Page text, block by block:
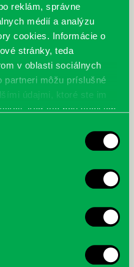
reklám, správne
médií a analýzu
cookies. Informácie o
stránky, teda
v oblasti sociálnych
partneri môžu príslušné
údajmi, ktoré ste im
keď ste používali ich